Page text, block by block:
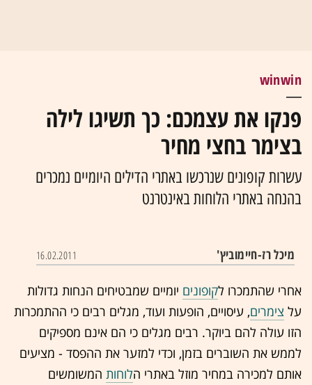
winwin
פנקו את עצמכם: כך תשיגו לילה
בצימר בחצי מחיר
עשרות קופונים שנרכשו באתרי הדילים היומיים נמכרים
בהנחה באתרי הלוחות באינטרנט
מיכל רז-חיימוביץ' 16.02.2011
אחרי שהתמכרו לקופונים יומיים שמבטיחים הנחות גדולות
על צימרים, עיסויים, הופעות ועוד, מגלים רבים כי ההתמכרות
הזו עולה להם ביוקר. רבים מגלים כי הם אינם מספיקים
לממש את השוברים בזמן, וכדי למזער את ההפסד - מציעים
אותם למכירה במחיר מוזל באתרי הלוחות המשומשים